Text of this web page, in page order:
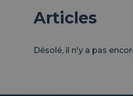
Articles
Désolé, il n'y a pas